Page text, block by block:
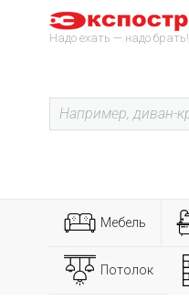
Надо ехать — надо брать!
Мебель
Потолок